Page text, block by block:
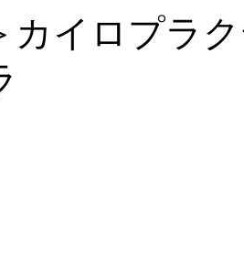
カイロプラ